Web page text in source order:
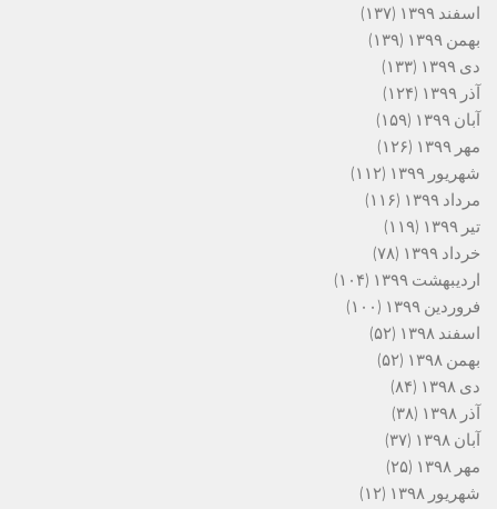
اسفند ۱۳۹۹
(۱۳۷)
بهمن ۱۳۹۹
(۱۳۹)
دی ۱۳۹۹
(۱۳۳)
آذر ۱۳۹۹
(۱۲۴)
آبان ۱۳۹۹
(۱۵۹)
مهر ۱۳۹۹
(۱۲۶)
شهریور ۱۳۹۹
(۱۱۲)
مرداد ۱۳۹۹
(۱۱۶)
تیر ۱۳۹۹
(۱۱۹)
خرداد ۱۳۹۹
(۷۸)
اردیبهشت ۱۳۹۹
(۱۰۴)
فروردین ۱۳۹۹
(۱۰۰)
اسفند ۱۳۹۸
(۵۲)
بهمن ۱۳۹۸
(۵۲)
دی ۱۳۹۸
(۸۴)
آذر ۱۳۹۸
(۳۸)
آبان ۱۳۹۸
(۳۷)
مهر ۱۳۹۸
(۲۵)
شهریور ۱۳۹۸
(۱۲)